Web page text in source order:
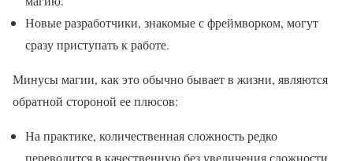
Новые разработчики, знакомые с фреймворком, могут
сразу приступать к работе.
Минусы магии, как это обычно бывает в жизни, являются
обратной стороной ее плюсов:
На практике, количественная сложность редко
переводится в качественную без увеличения сложности